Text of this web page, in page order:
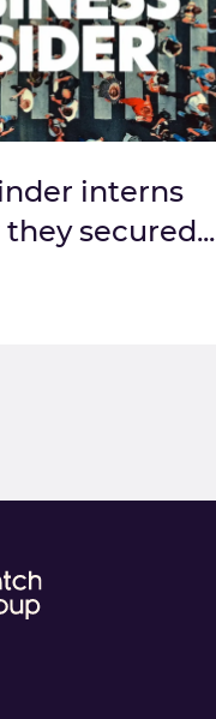
interns
secured...